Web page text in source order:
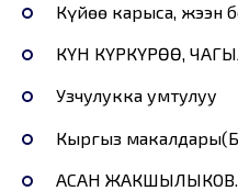
Күйөө карыса, жээн
КҮН КҮРКҮРӨӨ,
Узчулукка умтулуу
Кыргыз
АСАН ЖАКШЫЛЫКОВ.